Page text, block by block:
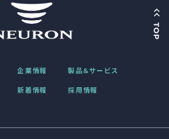
企業情報 製品＆サービス
新着情報 採用情報